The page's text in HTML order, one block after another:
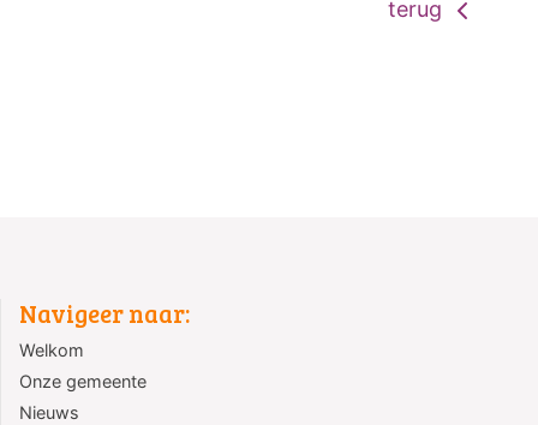
terug
Navigeer naar:
Welkom
Onze gemeente
Nieuws